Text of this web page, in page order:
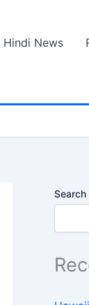
Hindi News
Search